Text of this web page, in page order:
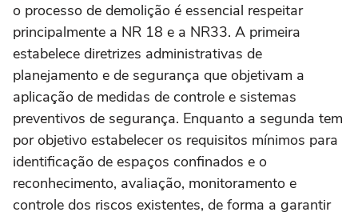
o processo de demolição é essencial respeitar
principalmente a NR 18 e a NR33. A primeira
estabelece diretrizes administrativas de
planejamento e de segurança que objetivam a
aplicação de medidas de controle e sistemas
preventivos de segurança. Enquanto a segunda tem
por objetivo estabelecer os requisitos mínimos para
identificação de espaços confinados e o
reconhecimento, avaliação, monitoramento e
controle dos riscos existentes, de forma a garantir